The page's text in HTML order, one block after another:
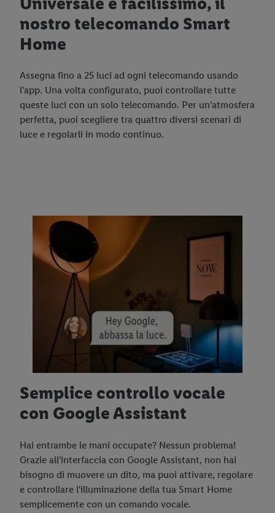
nostro telecomando Smart
Home
Assegna fino a 25 luci ad ogni telecomando usando
l'app. Una volta configurato, puoi controllare tutte
queste luci con un solo telecomando. Per un'atmosfera
perfetta, puoi scegliere tra quattro diversi scenari di
luce e regolarli in modo continuo.
Semplice controllo vocale
con Google Assistant
Hai entrambe le mani occupate? Nessun problema!
Grazie all'interfaccia con Google Assistant, non hai
bisogno di muovere un dito, ma puoi attivare, regolare
e controllare l'illuminazione della tua Smart Home
semplicemente con un comando vocale.